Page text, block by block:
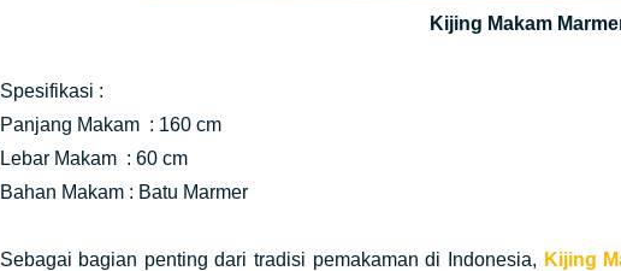
Kijing Makam
Spesifikasi :
Panjang Makam : 160 cm
Lebar Makam : 60 cm
Bahan Makam : Batu Marmer
Sebagai bagian penting dari tradisi pemakaman di Indonesia, Kijing